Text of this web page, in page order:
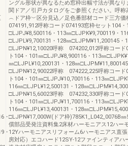
・
・
ングル形状が異なるため窓枠出幅寸法が異なり
関ドア／引戸カタログをご参照ください。呼称
︵ドア枠︶区分見込／足色番部材コード三方
074191,912呼称コード074193窓枠セット104・
□LJPJ¥8,500116・113㎜□LJPK¥9,700119・
□LJPL¥9,700131・128㎜□LJPM¥11,200145・
□LJPN¥12,10020呼称 074202,012呼称コード
ト104・101㎜□LJPJ¥8,900116・113㎜
㎜□LJPL¥10,200131・128㎜
□LJPN¥12,90022呼称 074222,225呼称コード
ト104・101㎜□LJPJ¥10,700116・113㎜
116㎜□LJPL¥12,500131・128㎜
□LJPN¥15,60023呼称 074232,330呼称コード
ト104・101㎜□LJPJ¥11,700116・113㎜
116㎜□LJPL¥13,400131・128㎜
□LJPN¥17,000W(ドア枠)785K1_L042_0076B
償部品受発注資料集2床材ハーモニアス12ハー
12Yハーモニアスリフォーム6ハーモニアス直
房対応）エコハード12SY-12ファインティアハ